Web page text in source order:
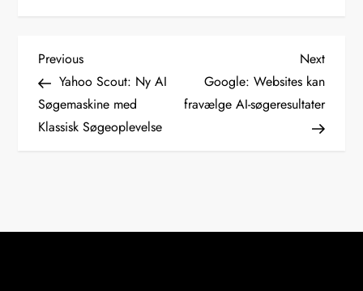
I
n
d
g
Previous
Post
Previous
Yahoo Scout: Ny AI
Søgemaskine med
Klassisk Søgeoplevelse
Next
Post
Next
Google: Websites kan
fravælge AI-søgeresultater